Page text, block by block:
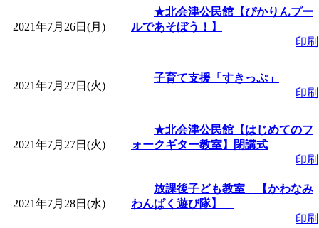
2021年7月26日(月)
★北会津公民館【ぴかりんプー
ルであそぼう！】
印刷
2021年7月27日(火)
子育て支援「すきっぷ」
印刷
2021年7月27日(火)
★北会津公民館【はじめてのフ
ォークギター教室】閉講式
印刷
2021年7月28日(水)
放課後子ども教室 【かわなみ
わんぱく遊び隊】
印刷